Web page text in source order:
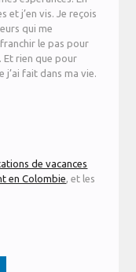
et j’en vis. Je reçois
qui me
le pas pour
Et rien que pour
j’ai fait dans ma vie.
de vacances
en Colombie, et les